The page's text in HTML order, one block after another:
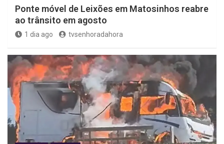
Ponte móvel de Leixões em Matosinhos reabre
ao trânsito em agosto
1 dia ago tvsenhoradahora